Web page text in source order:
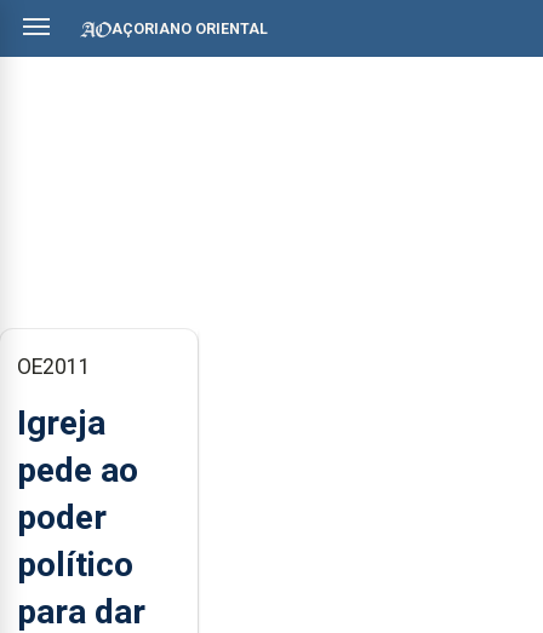
AÇORIANO ORIENTAL
OE2011
Igreja
pede ao
poder
político
para dar